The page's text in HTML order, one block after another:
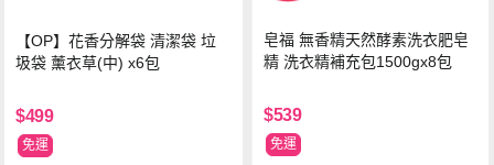
【OP】花香分解袋 清潔袋 垃
圾袋 薰衣草(中) x6包
$499
免運
皂福 無香精天然酵素洗衣肥皂
精 洗衣精補充包1500gx8包
$539
免運